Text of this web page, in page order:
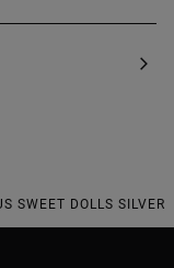
DOLLS
SWEET DOLLS SILVER